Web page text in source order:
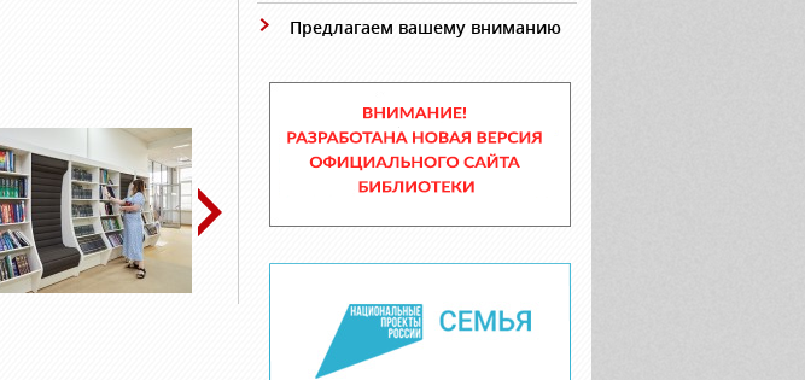
Предлагаем вашему вниманию